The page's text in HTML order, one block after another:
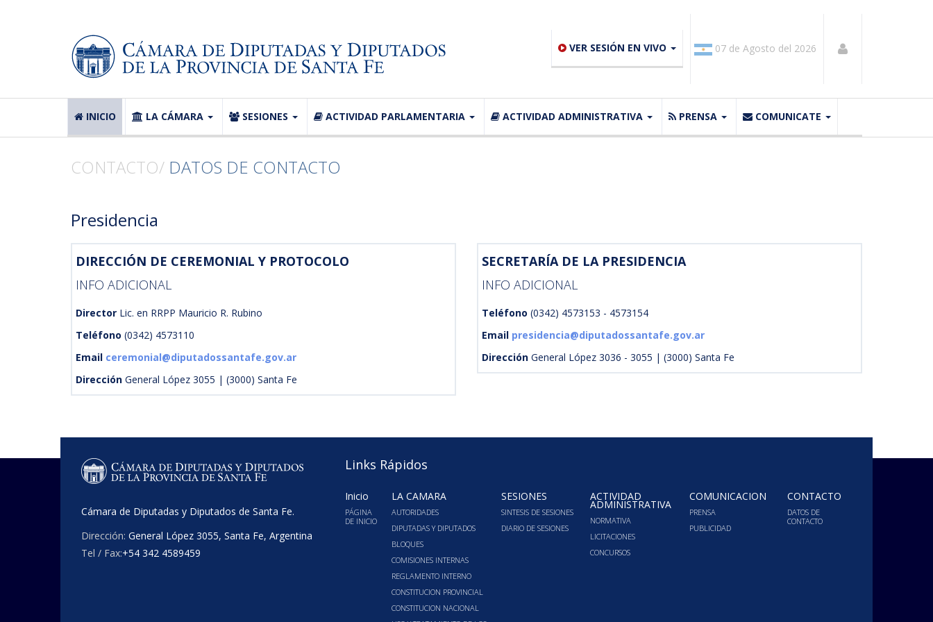
VER SESIÓN EN VIVO 07 de Agosto del 2026
INICIO LA CÁMARA SESIONES ACTIVIDAD PARLAMENTARIA ACTIVIDAD ADMINISTRATIVA PRENSA COMUNICATE
CONTACTO/ DATOS DE CONTACTO
Presidencia
DIRECCIÓN DE CEREMONIAL Y PROTOCOLO
INFO ADICIONAL
Director Lic. en RRPP Mauricio R. Rubino
Teléfono (0342) 4573110
Email ceremonial@diputadossantafe.gov.ar
Dirección General López 3055 | (3000) Santa Fe
SECRETARÍA DE LA PRESIDENCIA
INFO ADICIONAL
Teléfono (0342) 4573153 - 4573154
Email presidencia@diputadossantafe.gov.ar
Dirección General López 3036 - 3055 | (3000) Santa Fe
Cámara de Diputadas y Diputados de Santa Fe.
Dirección: General López 3055, Santa Fe, Argentina
Tel / Fax:+54 342 4589459
Links Rápidos
Inicio
PÁGINA
DE INICIO
LA CÁMARA
AUTORIDADES
DIPUTADAS Y DIPUTADOS
BLOQUES
COMISIONES INTERNAS
REGLAMENTO INTERNO
CONSTITUCION PROVINCIAL
CONSTITUCION NACIONAL
SESIONES
SINTESIS DE SESIONES
DIARIO DE SESIONES
ACTIVIDAD
ADMINISTRATIVA
NORMATIVA
LICITACIONES
CONCURSOS
COMUNICACIÓN
PRENSA
PUBLICIDAD
CONTACTO
DATOS DE
CONTACTO